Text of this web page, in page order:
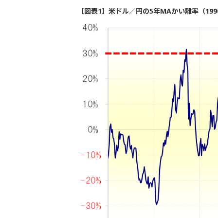
【図表1】米ドル／円の5年MAかい離率（